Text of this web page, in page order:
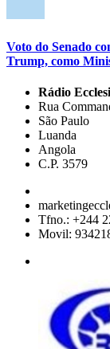
Voto do Senado
Trump, como
Rádio
Rua
São Paulo
Luanda
Angola
C.P. 3579
Tfno.: +244
Movil: